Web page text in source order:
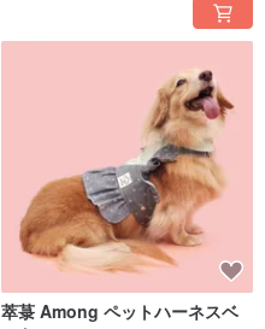
萃菉 Among ペットハーネスベ